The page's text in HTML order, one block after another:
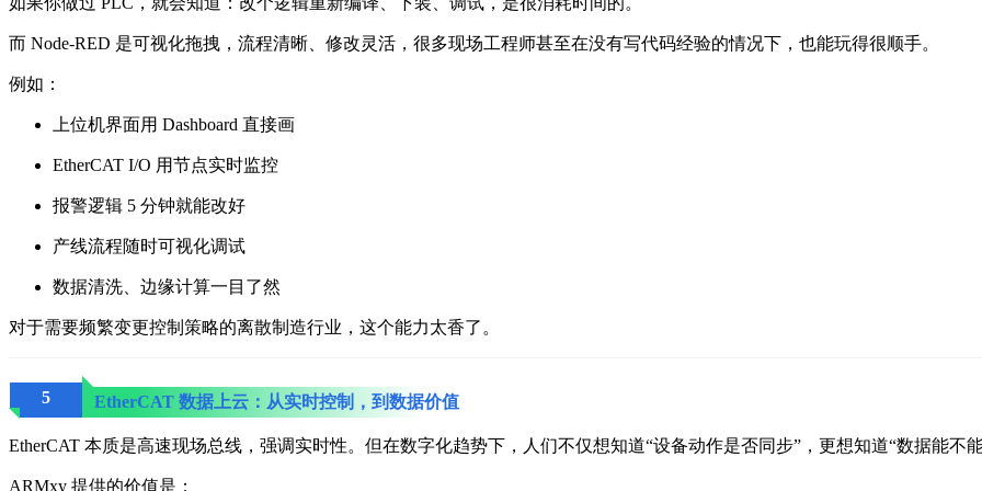
而 Node-RED 是可视化拖拽，流程清晰、修改灵活，很多现场工程师甚至在没有写代码经验的情况下，也能玩得很顺手。
例如：
上位机界面用 Dashboard 直接画
EtherCAT I/O 用节点实时监控
报警逻辑 5 分钟就能改好
产线流程随时可视化调试
数据清洗、边缘计算一目了然
对于需要频繁变更控制策略的离散制造行业，这个能力太香了。
5 EtherCAT 数据上云：从实时控制，到数据价值
EtherCAT 本质是高速现场总线，强调实时性。 但在数字化趋势下，人们不仅想知道“设备动作是否同步”，更想知道“数据能不
ARMxy 提供的价值是：